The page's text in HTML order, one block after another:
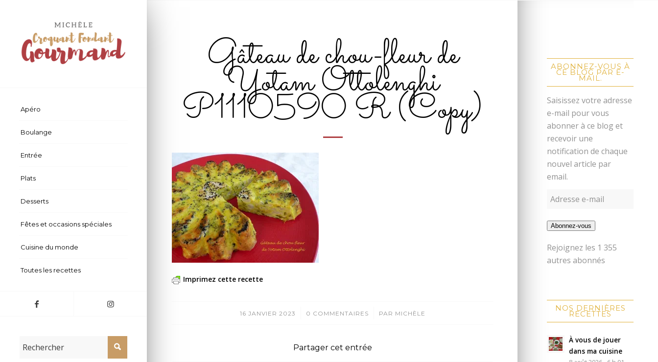
Apéro
Boulange
Entrée
Plats
Desserts
Fêtes et occasions spéciales
Cuisine du monde
Toutes les recettes
Gâteau de chou-fleur de
Yotam Ottolenghi
P1110590 R (Copy)
Imprimez cette recette
16 JANVIER 2023
/ 0 COMMENTAIRES
/ PAR MICHÈLE
Partager cet entrée
ABONNEZ-VOUS À
CE BLOG PAR E-
MAIL.
Saisissez votre adresse
e-mail pour vous
abonner à ce blog et
recevoir une
notification de chaque
nouvel article par
email.
Abonnez-vous
Rejoignez les 1 355
autres abonnés
NOS DERNIÈRES
RECETTES
À vous de jouer
dans ma cuisine